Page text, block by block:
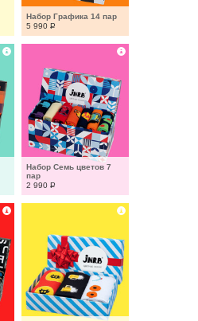
Набор Графика 14 пар
5 990 Р
Набор Семь цветов 7
пар
2 990 Р